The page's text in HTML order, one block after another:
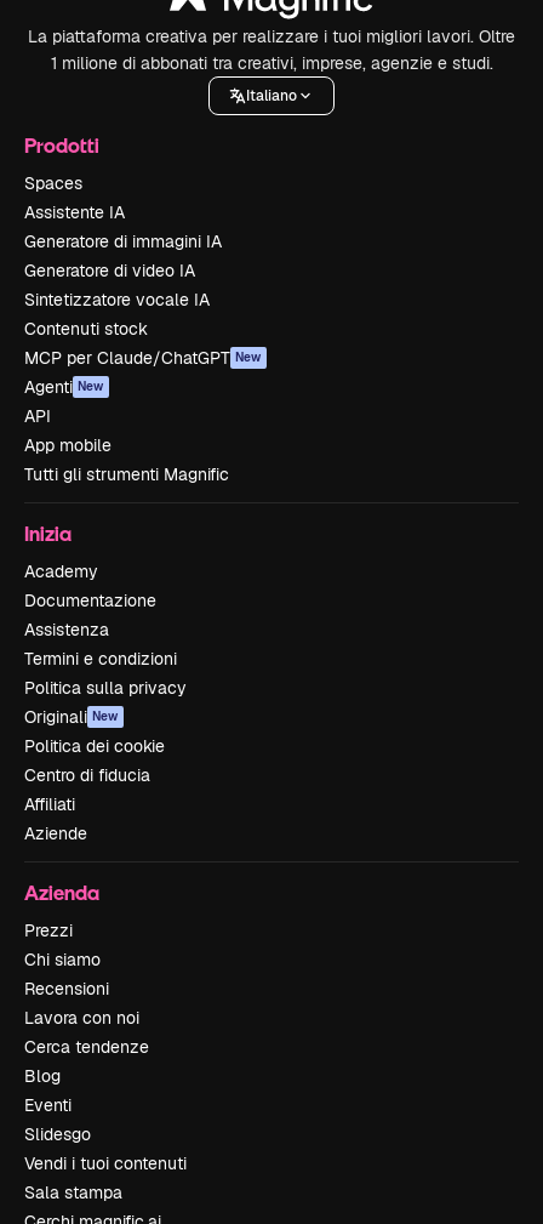
La piattaforma creativa per realizzare i tuoi migliori lavori. Oltre
1 milione di abbonati tra creativi, imprese, agenzie e studi.
Italiano
Prodotti
Spaces
Assistente IA
Generatore di immagini IA
Generatore di video IA
Sintetizzatore vocale IA
Contenuti stock
MCP per Claude/ChatGPT New
Agenti New
API
App mobile
Tutti gli strumenti Magnific
Inizia
Academy
Documentazione
Assistenza
Termini e condizioni
Politica sulla privacy
Originali New
Politica dei cookie
Centro di fiducia
Affiliati
Aziende
Azienda
Prezzi
Chi siamo
Recensioni
Lavora con noi
Cerca tendenze
Blog
Eventi
Slidesgo
Vendi i tuoi contenuti
Sala stampa